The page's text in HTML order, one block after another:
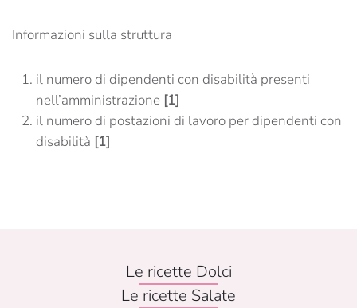
Informazioni sulla struttura
il numero di dipendenti con disabilità presenti
nell’amministrazione [1]
il numero di postazioni di lavoro per dipendenti con
disabilità [1]
Le ricette Dolci
Le ricette Salate